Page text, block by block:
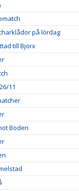
på lördag
till Björx
11
Boden